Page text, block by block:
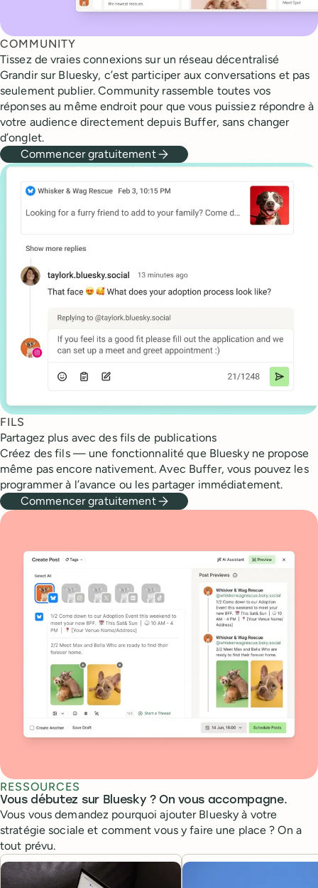
COMMUNITY
Tissez de vraies connexions sur un réseau décentralisé
Grandir sur Bluesky, c’est participer aux conversations et pas
seulement publier. Community rassemble toutes vos
réponses au même endroit pour que vous puissiez répondre à
votre audience directement depuis Buffer, sans changer
d’onglet.
Commencer gratuitement
FILS
Partagez plus avec des fils de publications
Créez des fils — une fonctionnalité que Bluesky ne propose
même pas encore nativement. Avec Buffer, vous pouvez les
programmer à l’avance ou les partager immédiatement.
Commencer gratuitement
RESSOURCES
Vous débutez sur Bluesky ? On vous accompagne.
Vous vous demandez pourquoi ajouter Bluesky à votre
stratégie sociale et comment vous y faire une place ? On a
tout prévu.